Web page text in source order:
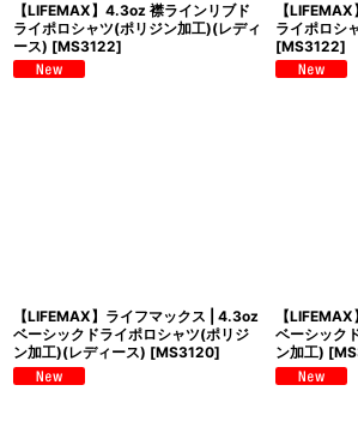
【LIFEMAX】4.3oz 襟ラインリブド
ライポロシャツ(ポリジン加工)(レディ
ース) [MS3122]
【
ライポロシ
[MS3122]
【LIFEMAX】ライフマックス | 4.3oz
ベーシックドライポロシャツ(ポリジ
ン加工)(レディース) [MS3120]
【
ベーシック
ン加工) [